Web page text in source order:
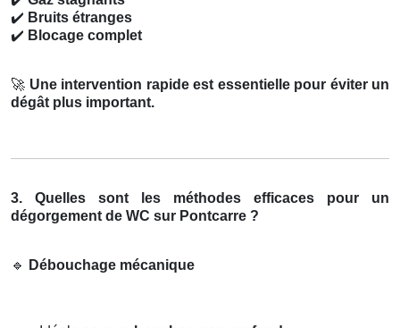
✔️ Bruits étranges
✔️ Blocage complet
🚀 Une intervention rapide est essentielle pour éviter un
dégât plus important.
3. Quelles sont les méthodes efficaces pour un
dégorgement de WC sur Pontcarre ?
🔹 Débouchage mécanique